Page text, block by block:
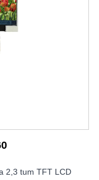
2,3 tum TFT LCD